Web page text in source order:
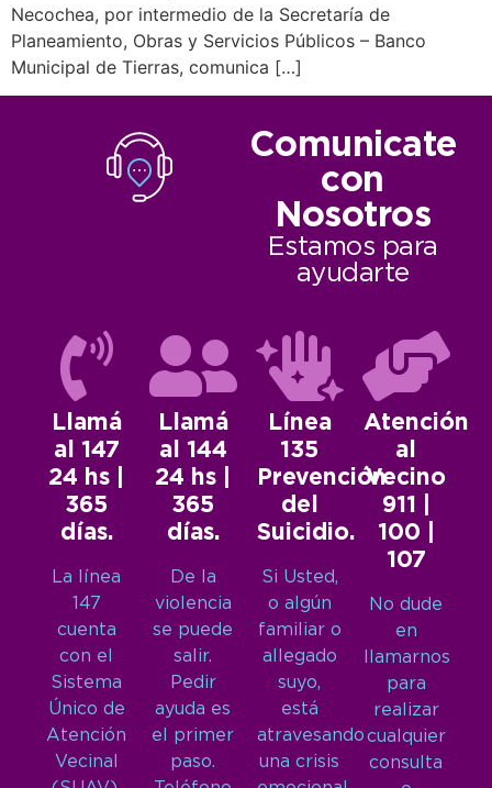
Necochea, por intermedio de la Secretaría de
Planeamiento, Obras y Servicios Públicos – Banco
Municipal de Tierras, comunica […]
Comunicate
con
Nosotros
Estamos para
ayudarte
Llamá
al 147
24 hs |
365
días.
La línea
147
cuenta
con el
Sistema
Único de
Atención
Vecinal
Llamá
al 144
24 hs |
365
días.
De la
violencia
se puede
salir.
Pedir
ayuda es
el primer
paso.
Línea
135
Prevención
del
Suicidio.
Si Usted,
o algún
familiar o
allegado
suyo,
está
atravesando
una crisis
Atención
al
Vecino
911 |
100 |
107
No dude
en
llamarnos
para
realizar
cualquier
consulta